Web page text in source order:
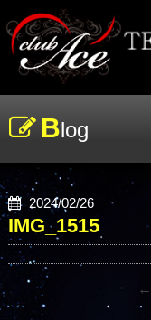
Blog
2024/02/26
IMG_1515
←